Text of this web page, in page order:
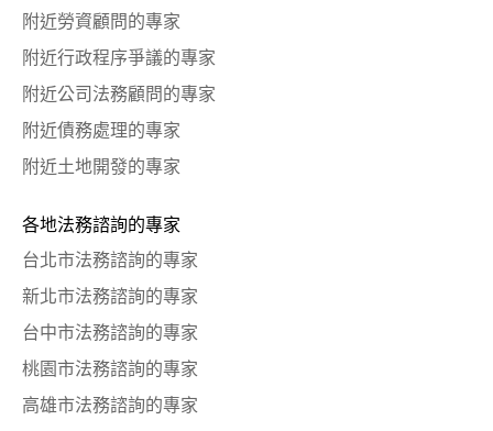
附近勞資顧問的專家
附近行政程序爭議的專家
附近公司法務顧問的專家
附近債務處理的專家
附近土地開發的專家
各地法務諮詢的專家
台北市法務諮詢的專家
新北市法務諮詢的專家
台中市法務諮詢的專家
桃園市法務諮詢的專家
高雄市法務諮詢的專家